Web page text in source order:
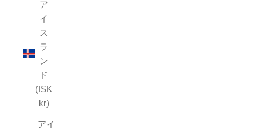
ア
イ
ス
ラ
ン
ド
(ISK
kr)
アイ